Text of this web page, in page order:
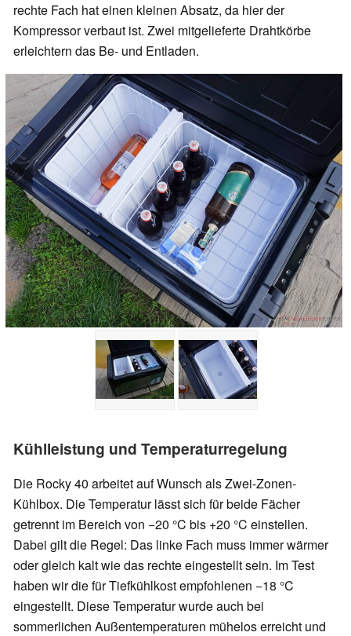
rechte Fach hat einen kleinen Absatz, da hier der
Kompressor verbaut ist. Zwei mitgelieferte Drahtkörbe
erleichtern das Be- und Entladen.
Kühlleistung und Temperaturregelung
Die Rocky 40 arbeitet auf Wunsch als Zwei-Zonen-
Kühlbox. Die Temperatur lässt sich für beide Fächer
getrennt im Bereich von −20 °C bis +20 °C einstellen.
Dabei gilt die Regel: Das linke Fach muss immer wärmer
oder gleich kalt wie das rechte eingestellt sein. Im Test
haben wir die für Tiefkühlkost empfohlenen −18 °C
eingestellt. Diese Temperatur wurde auch bei
sommerlichen Außentemperaturen mühelos erreicht und